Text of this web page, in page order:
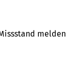
melden